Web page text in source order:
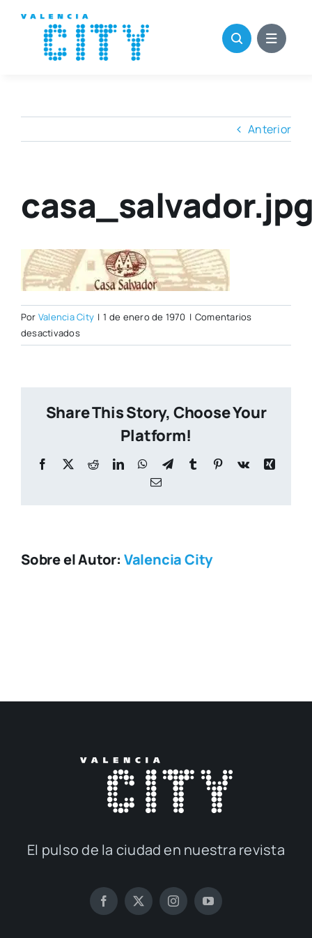
contenido
Anterior
Por Valencia City | 1 de enero de 1970 | Comentarios
desactivadosen
casa_salvador.jpg
Share This Story, Choose Your
Platform!
Facebook
X RedditLinkedInWhatsApp
TelegramTumblr Pinterest
Vk
Xing
Correo
Sobre el Autor: Valencia City
El pul­so de la ciu­dad en nues­tra revis­ta